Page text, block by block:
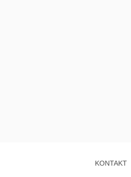
KONTAKT